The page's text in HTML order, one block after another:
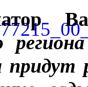
придут